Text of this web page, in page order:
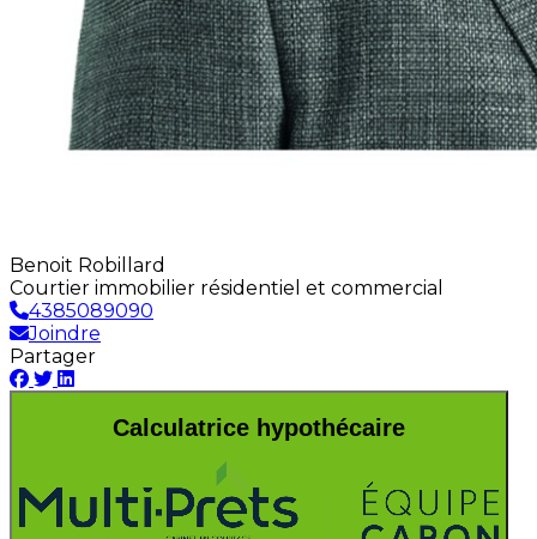
Benoit Robillard
Courtier immobilier résidentiel et commercial
4385089090
Joindre
Partager
Calculatrice hypothécaire